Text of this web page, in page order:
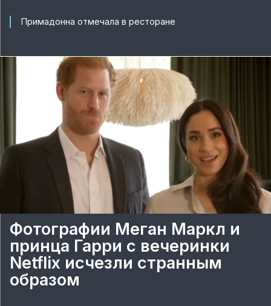
Примадонна отмечала в ресторане
Фотографии Меган Маркл и
принца Гарри с вечеринки
Netflix исчезли странным
образом